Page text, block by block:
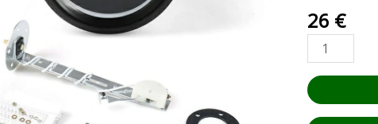
26 €
para
Coche,
Barco
y
Tractor